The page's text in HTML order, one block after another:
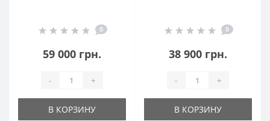
0
59 000 грн.
- +
В КОРЗИНУ
0
38 900 грн.
- +
В КОРЗИНУ